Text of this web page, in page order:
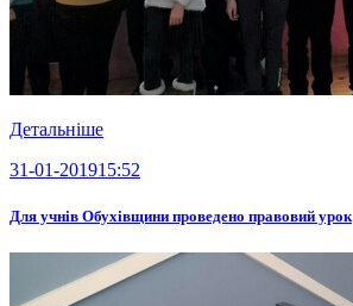
Детальніше
31-01-201915:52
Для учнів Обухівщини проведено правовий урок